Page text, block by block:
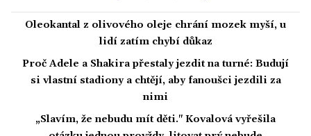
Oleokantal z olivového oleje chrání mozek myší, u
lidí zatím chybí důkaz
Proč Adele a Shakira přestaly jezdit na turné: Budují
si vlastní stadiony a chtějí, aby fanoušci jezdili za
nimi
„Slavím, že nebudu mít děti." Kovalová vyřešila